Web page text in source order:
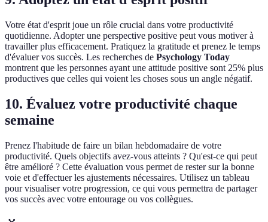
Votre état d'esprit joue un rôle crucial dans votre productivité
quotidienne. Adopter une perspective positive peut vous motiver à
travailler plus efficacement. Pratiquez la gratitude et prenez le temps
d'évaluer vos succès. Les recherches de Psychology Today
montrent que les personnes ayant une attitude positive sont 25% plus
productives que celles qui voient les choses sous un angle négatif.
10. Évaluez votre productivité chaque
semaine
Prenez l'habitude de faire un bilan hebdomadaire de votre
productivité. Quels objectifs avez-vous atteints ? Qu'est-ce qui peut
être amélioré ? Cette évaluation vous permet de rester sur la bonne
voie et d'effectuer les ajustements nécessaires. Utilisez un tableau
pour visualiser votre progression, ce qui vous permettra de partager
vos succès avec votre entourage ou vos collègues.